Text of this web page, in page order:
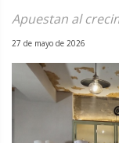
Apuestan al
27 de mayo de 2026